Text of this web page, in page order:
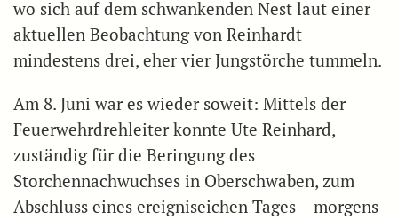
wo sich auf dem schwankenden Nest laut einer
aktuellen Beobachtung von Reinhardt
mindestens drei, eher vier Jungstörche tummeln.
Am 8. Juni war es wieder soweit: Mittels der
Feuerwehrdrehleiter konnte Ute Reinhard,
zuständig für die Beringung des
Storchennachwuchses in Oberschwaben, zum
Abschluss eines ereigniseichen Tages – morgens